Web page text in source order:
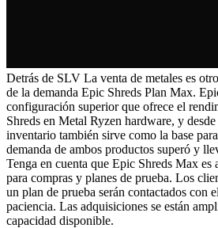
Detrás de SLV La venta de metales es
de la demanda Epic Shreds Plan Max.
configuración superior que ofrece el
Shreds en Metal Ryzen hardware, y
inventario también sirve como la base
demanda de ambos productos superó y
Tenga en cuenta que Epic Shreds Max es
para compras y planes de prueba. Los
un plan de prueba serán contactados con
paciencia. Las adquisiciones se están
capacidad disponible.